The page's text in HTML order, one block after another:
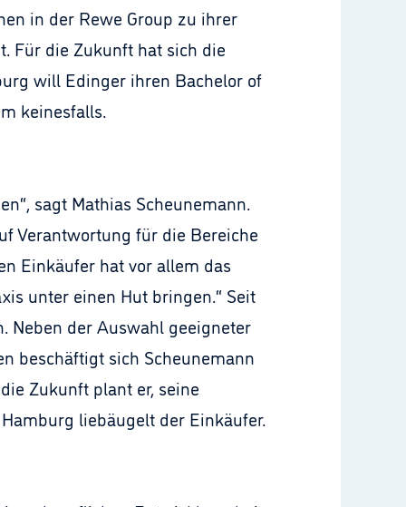
in der Rewe Group zu ihrer
Für die Zukunft hat sich die
will Edinger ihren Bachelor of
keinesfalls.
sagt Mathias Scheunemann.
Verantwortung für die Bereiche
Einkäufer hat vor allem das
unter einen Hut bringen.“ Seit
Neben der Auswahl geeigneter
beschäftigt sich Scheunemann
Zukunft plant er, seine
liebäugelt der Einkäufer.